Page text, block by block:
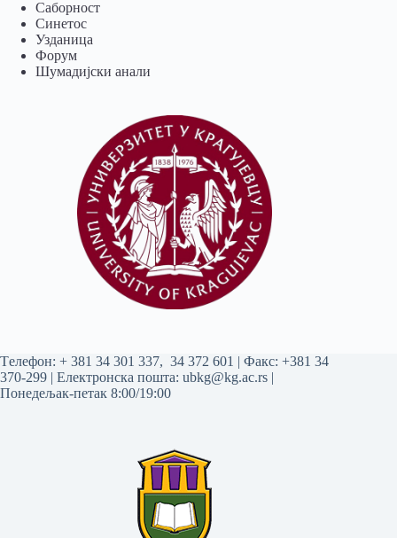
Саборност
Синетос
Узданица
Форум
Шумадијски анали
Tелефон: + 381 34 301 337, 34 372 601 | Факс: +381 34
370-299 | Електронска пошта: ubkg@kg.ac.rs |
Понедељак-петак 8:00/19:00